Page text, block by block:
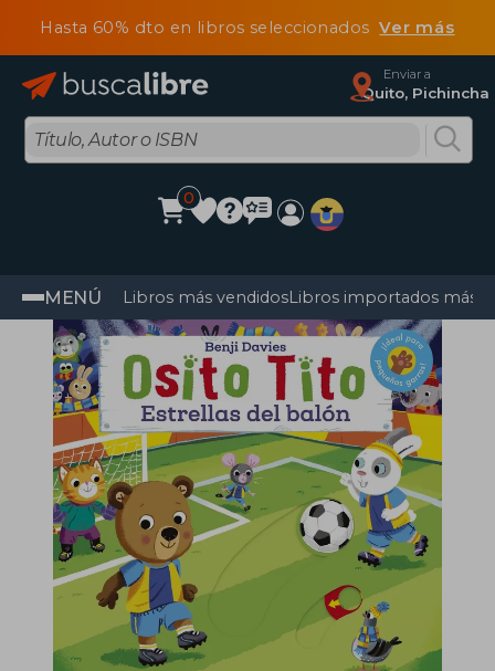
Hasta 60% dto en libros seleccionadosVer más
Enviar a
Quito, Pichincha
0
MENÚ Libros más vendidosLibros importados más